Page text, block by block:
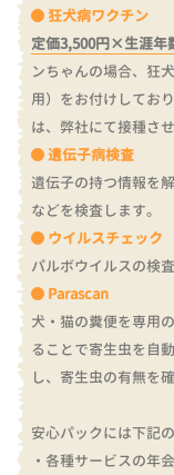
狂犬病ワクチン
定価3,500円×生涯年
ンちゃんの場合、狂
用）をお付けしており
は、弊社にて接種さ
遺伝子病検査
遺伝子の持つ情報を
などを検査します。
ウイルスチェック
パルボウイルスの検
Parascan
犬・猫の糞便を専用
ることで寄生虫を自
し、寄生虫の有無を
安心パックには下記
・各種サービスの年